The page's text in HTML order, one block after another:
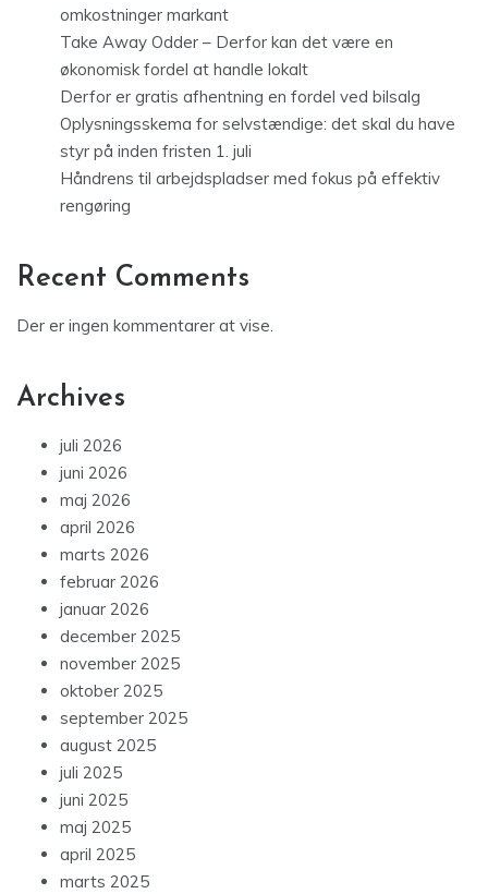
omkostninger markant
Take Away Odder – Derfor kan det være en
økonomisk fordel at handle lokalt
Derfor er gratis afhentning en fordel ved bilsalg
Oplysningsskema for selvstændige: det skal du have
styr på inden fristen 1. juli
Håndrens til arbejdspladser med fokus på effektiv
rengøring
Recent Comments
Der er ingen kommentarer at vise.
Archives
juli 2026
juni 2026
maj 2026
april 2026
marts 2026
februar 2026
januar 2026
december 2025
november 2025
oktober 2025
september 2025
august 2025
juli 2025
juni 2025
maj 2025
april 2025
marts 2025